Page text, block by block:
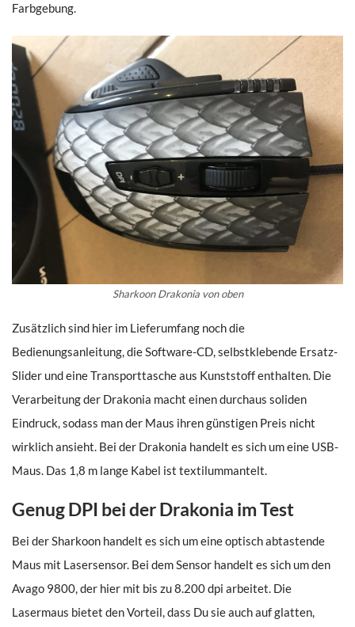
Farbgebung.
Sharkoon Drakonia von oben
Zusätzlich sind hier im Lieferumfang noch die
Bedienungsanleitung, die Software-CD, selbstklebende Ersatz-
Slider und eine Transporttasche aus Kunststoff enthalten. Die
Verarbeitung der Drakonia macht einen durchaus soliden
Eindruck, sodass man der Maus ihren günstigen Preis nicht
wirklich ansieht. Bei der Drakonia handelt es sich um eine USB-
Maus. Das 1,8 m lange Kabel ist textilummantelt.
Genug DPI bei der Drakonia im Test
Bei der Sharkoon handelt es sich um eine optisch abtastende
Maus mit Lasersensor. Bei dem Sensor handelt es sich um den
Avago 9800, der hier mit bis zu 8.200 dpi arbeitet. Die
Lasermaus bietet den Vorteil, dass Du sie auch auf glatten,